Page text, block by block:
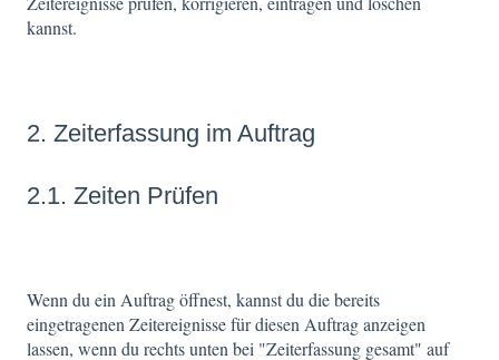
kannst.
2. Zeiterfassung im Auftrag
2.1. Zeiten Prüfen
Wenn du ein Auftrag öffnest, kannst du die bereits
eingetragenen Zeitereignisse für diesen Auftrag anzeigen
lassen, wenn du rechts unten bei "Zeiterfassung gesamt" auf